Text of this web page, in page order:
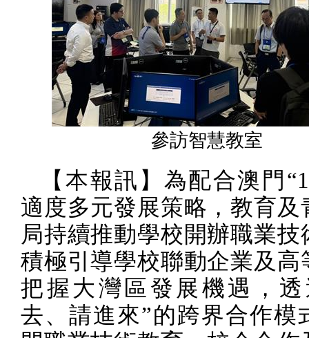
參訪智慧教室
【本報訊】為配合澳門“
適度多元發展策略，教育及
局持續推動學校開辦職業技
積極引導學校聯動企業及高
把握大灣區發展機遇，透
去、請進來”的跨界合作模